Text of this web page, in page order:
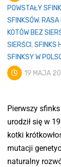
POWSTAŁY
SFINKSÓW, RASA
KOTÓW BEZ
SIERŚCI ,SFINKS
SFINKSY W
19 MAJA
Pierwszy
urodził się w
kotki
mutacji
naturalny